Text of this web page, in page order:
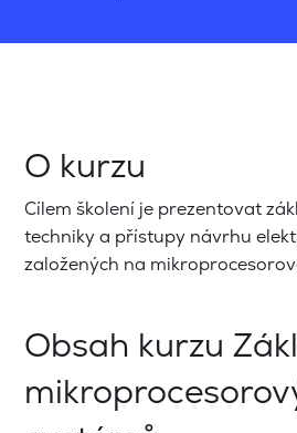
O kurzu
Cílem školení je prezentovat
techniky a přístupy návrhu
založených na
Obsah kurzu